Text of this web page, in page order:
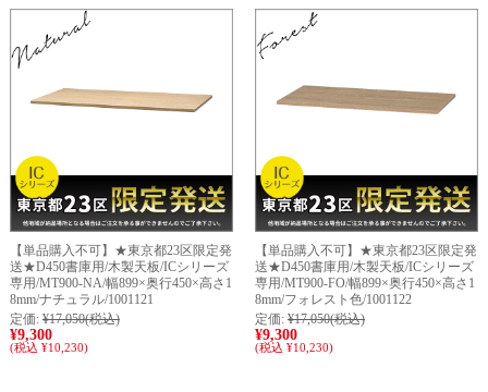
【単品購入不可】★東京都23区限定発
送★D450書庫用/木製天板/ICシリーズ
専用/MT900-NA/幅899×奥行450×高さ1
8mm/ナチュラル/1001121
定価: ¥17,050(税込)
¥9,300
(税込 ¥10,230)
【単品購入不可】★東京都23区限定発
送★D450書庫用/木製天板/ICシリーズ
専用/MT900-FO/幅899×奥行450×高さ1
8mm/フォレスト色/1001122
定価: ¥17,050(税込)
¥9,300
(税込 ¥10,230)